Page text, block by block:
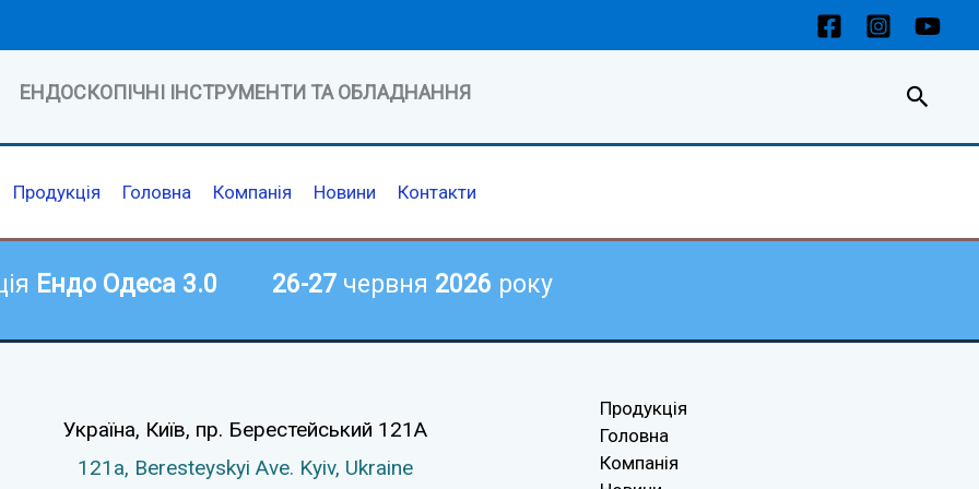
ЕНДОСКОПІЧНІ ІНСТРУМЕНТИ ТА ОБЛАДНАННЯ
Продукція Головна Компанія Новини Контакти
Ендо Одеса 3.0 26-27 червня 2026 року
Україна, Київ, пр. Берестейський 121А
121а, Beresteyskyi Ave. Kyiv, Ukraine
Продукція
Головна
Компанія